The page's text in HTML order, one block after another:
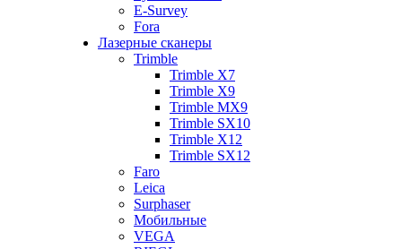
E-Survey
Fora
Лазерные сканеры
Trimble
Trimble X7
Trimble X9
Trimble MX9
Trimble SX10
Trimble X12
Trimble SX12
Faro
Leica
Surphaser
Мобильные
VEGA